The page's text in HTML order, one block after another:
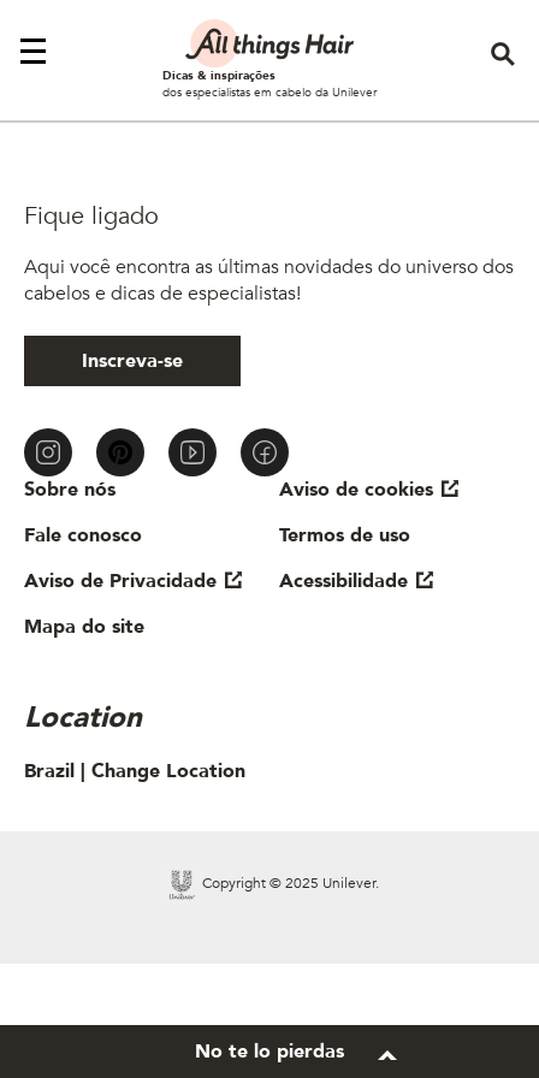
Dicas & inspirações
dos especialistas em cabelo da Unilever
Sobre nós
Fale conosco
Aviso de Privacidade
Mapa do site
Aviso de cookies
Termos de uso
Acessibilidade
Location
Brazil | Change Location
Fique ligado
Aqui você encontra as últimas novidades do universo dos
cabelos e dicas de especialistas!
Inscreva-se
Copyright © 2025 Unilever.
No te lo pierdas